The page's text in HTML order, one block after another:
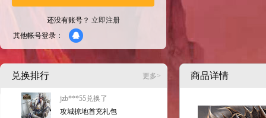
还没有账号？ 立即注册
其他帐号登录：
zxj*** 兑换了
攻城掠地首充礼包
兑换排行 更多> 商品详情